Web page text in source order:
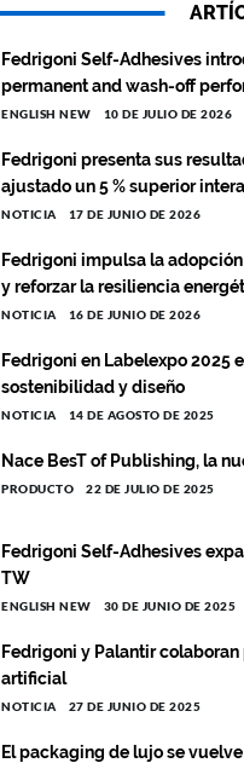
Fedrigoni Self-Adhesives
permanent and wash-off
ENGLISH NEW 10 DE JULIO DE 2026
Fedrigoni presenta sus
ajustado un 5 % superior
NOTICIA 17 DE JUNIO DE 2026
Fedrigoni impulsa la
y reforzar la resiliencia
NOTICIA 16 DE JUNIO DE 2026
Fedrigoni en Labelexpo 2025
sostenibilidad y diseño
NOTICIA 14 DE AGOSTO DE 2025
Nace BesT of Publishing, la
PRODUCTO 22 DE JULIO DE 2025
Fedrigoni Self-Adhesives
TW
ENGLISH NEW 30 DE JUNIO DE 2025
Fedrigoni y Palantir
artificial
NOTICIA 27 DE JUNIO DE 2025
El packaging de lujo se